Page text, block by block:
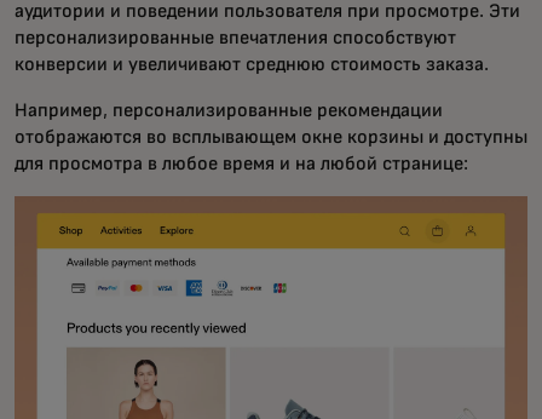
аудитории и поведении пользователя при просмотре. Эти
персонализированные впечатления способствуют
конверсии и увеличивают среднюю стоимость заказа.
Например, персонализированные рекомендации
отображаются во всплывающем окне корзины и доступны
для просмотра в любое время и на любой странице: